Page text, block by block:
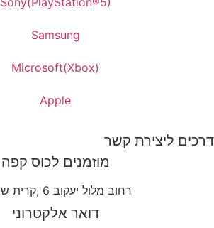
Samsung
Microsoft(Xbox)
Apple
דרכים ליצירת קשר
מוזמנים לכוס קפה
רחוב מלול יעקוב 6 ,קרית שמונה
דואר אלקטרוני